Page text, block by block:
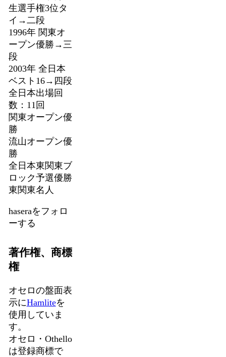
生選手権3位タ
イ→二段
1996年 関東オ
ープン優勝→三
段
2003年 全日本
ベスト16→四段
全日本出場回
数：11回
関東オープン優
勝
流山オープン優
勝
全日本東関東ブ
ロック予選優勝
東関東名人
haseraをフォロ
ーする
著作権、商標
権
オセロの盤面表
示にHamliteを
使用していま
す。
オセロ・Othello
は登録商標で